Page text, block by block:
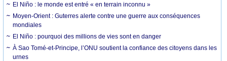
El Niño : le monde est entré « en terrain inconnu »
Moyen-Orient : Guterres alerte contre une guerre aux conséquences
mondiales
El Niño : pourquoi des millions de vies sont en danger
À Sao Tomé-et-Principe, l’ONU soutient la confiance des citoyens dans les
urnes